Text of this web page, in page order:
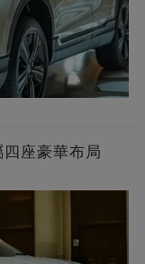
座豪華布局